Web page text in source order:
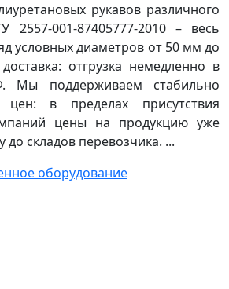
рукавов различного
2557-001-87405777-2010 – весь
условных диаметров от 50 мм до
отгрузка немедленно в
Мы поддерживаем стабильно
цен: в пределах присутствия
цены на продукцию уже
до складов перевозчика. ...
оборудование